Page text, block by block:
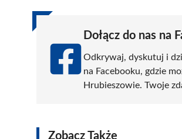
Dołącz do nas na
Odkrywaj, dyskutuj i
na Facebooku, gdzie
Hrubieszowie. Twoje
Zobacz Także